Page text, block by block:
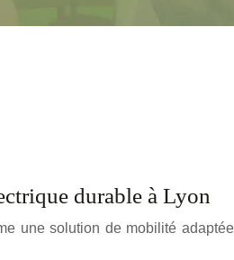
durable à Lyon
une solution de mobilité adaptée